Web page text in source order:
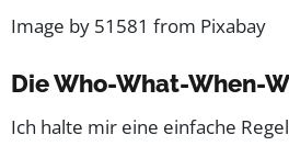
Image by 51581 from Pixabay
Die Who-What-When-
Ich halte mir eine einfache